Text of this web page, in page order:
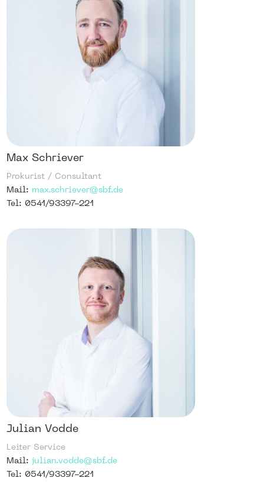
Max Schriever
Prokurist / Consultant
Mail: max.schriever@sbf.de
Tel: 0541/93397-221
Julian Vodde
Leiter Service
Mail:julian.vodde@sbf.de
Tel: 0541/93397-221